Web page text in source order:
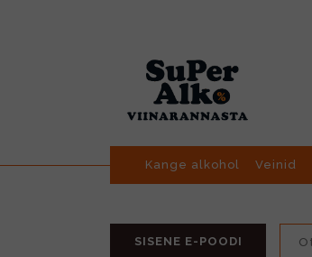
Kange alkohol Veinid
SISENE E-POODI